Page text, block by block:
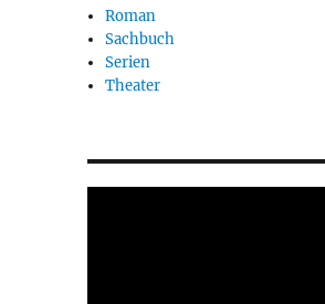
Roman
Sachbuch
Serien
Theater